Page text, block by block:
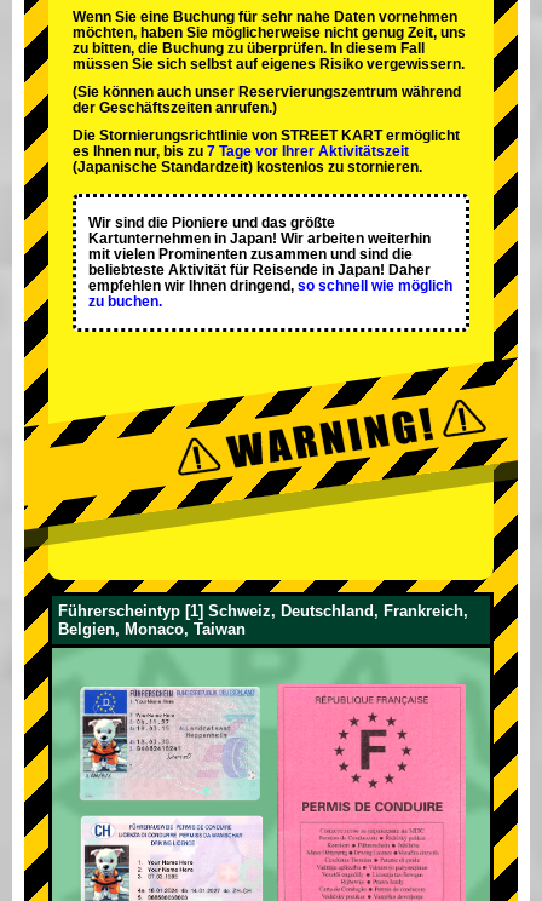
Wenn Sie eine Buchung für sehr nahe Daten vornehmen
möchten, haben Sie möglicherweise nicht genug Zeit, uns
zu bitten, die Buchung zu überprüfen. In diesem Fall
müssen Sie sich selbst auf eigenes Risiko vergewissern.
(Sie können auch unser Reservierungszentrum während
der Geschäftszeiten anrufen.)
Die Stornierungsrichtlinie von STREET KART ermöglicht
es Ihnen nur, bis zu 7 Tage vor Ihrer Aktivitätszeit
(Japanische Standardzeit) kostenlos zu stornieren.
Wir sind die Pioniere und das größte
Kartunternehmen in Japan! Wir arbeiten weiterhin
mit vielen Prominenten zusammen und sind die
beliebteste Aktivität für Reisende in Japan! Daher
empfehlen wir Ihnen dringend, so schnell wie möglich
zu buchen.
Führerscheintyp [1] Schweiz, Deutschland, Frankreich,
Belgien, Monaco, Taiwan